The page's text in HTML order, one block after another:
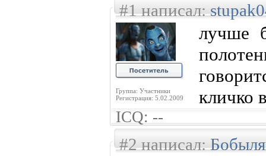
#1 написал:
Группа: Участники
Регистрация: 5.02.2009
лучше
кличко
ICQ: --
#2 написал: